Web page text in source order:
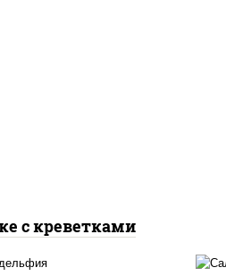
с креветками